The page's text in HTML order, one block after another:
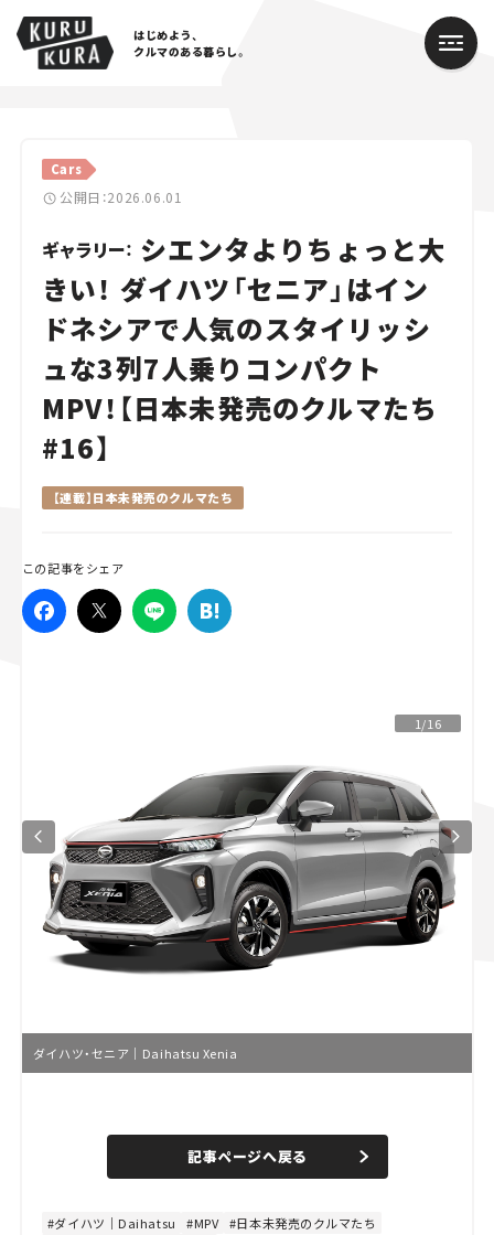
はじめよう、
クルマのある暮らし。
Cars
公開日：2026.06.01
ギャラリー： シエンタよりちょっと大
きい！ ダイハツ「セニア」はイン
ドネシアで人気のスタイリッシ
ュな3列7人乗りコンパクト
MPV！【日本未発売のクルマたち
#️16】
【連載】日本未発売のクルマたち
この記事をシェア
1/16
ダイハツ・セニア｜Daihatsu Xenia
n
e
d
4
記事ページへ戻る
ダイハツ｜Daihatsu MPV
日本未発売のクルマたち
Cars
Lifestyle
Traffic
Special
Series
Campaign
人気のハッシュタグ